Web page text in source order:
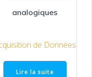
analogiques
de Données
Lire la suite